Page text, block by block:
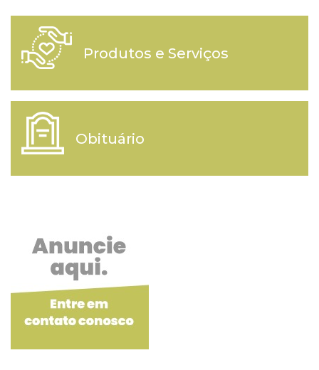
Produtos e Serviços
Obituário